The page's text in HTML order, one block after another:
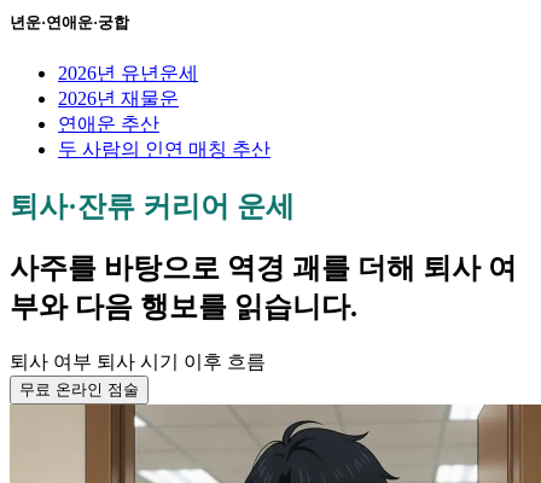
년운·연애운·궁합
2026년 유년운세
2026년 재물운
연애운 추산
두 사람의 인연 매칭 추산
퇴사·잔류 커리어 운세
사주를 바탕으로 역경 괘를 더해 퇴사 여
부와 다음 행보를 읽습니다.
퇴사 여부 퇴사 시기 이후 흐름
무료 온라인 점술